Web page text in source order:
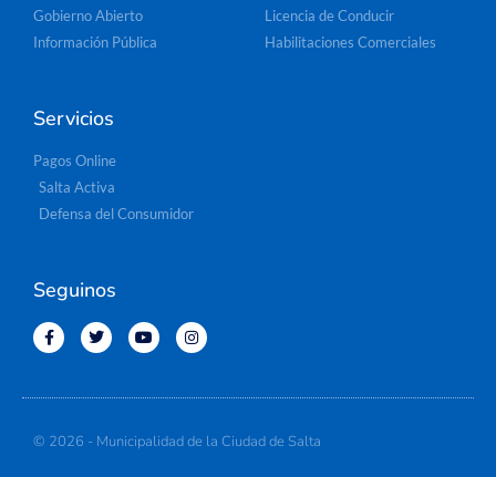
Gobierno Abierto
Información Pública
Licencia de Conducir
Habilitaciones Comerciales
Servicios
Pagos Online
Salta Activa
Defensa del Consumidor
Seguinos
© 2026 - Municipalidad de la Ciudad de Salta